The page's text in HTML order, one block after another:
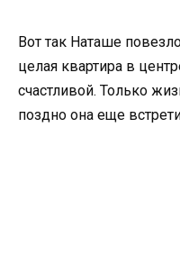
Вот так Наташе
целая квартира в
счастливой. Только
поздно она еще